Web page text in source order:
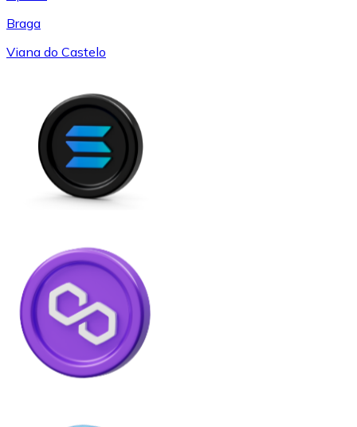
Braga
Viana do Castelo